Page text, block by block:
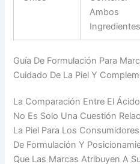
Ambos
Ingredientes
Guía De Formulación Para
Cuidado De La Piel Y
La Comparación Entre El
No Es Solo Una Cuestión
La Piel Para Los
De Formulación Y
Que Las Marcas Atribuyen A